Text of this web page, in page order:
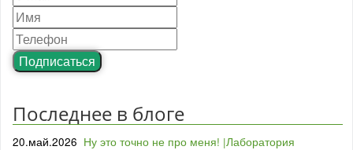
Подписаться
Последнее в блоге
20.май.2026 Ну это точно не про меня! |Лаборатория